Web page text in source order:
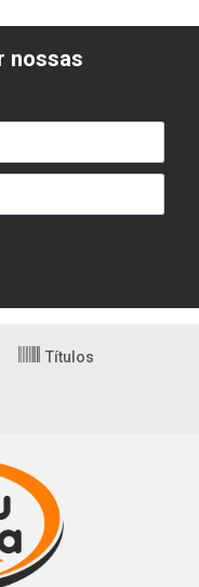
nossas
Títulos